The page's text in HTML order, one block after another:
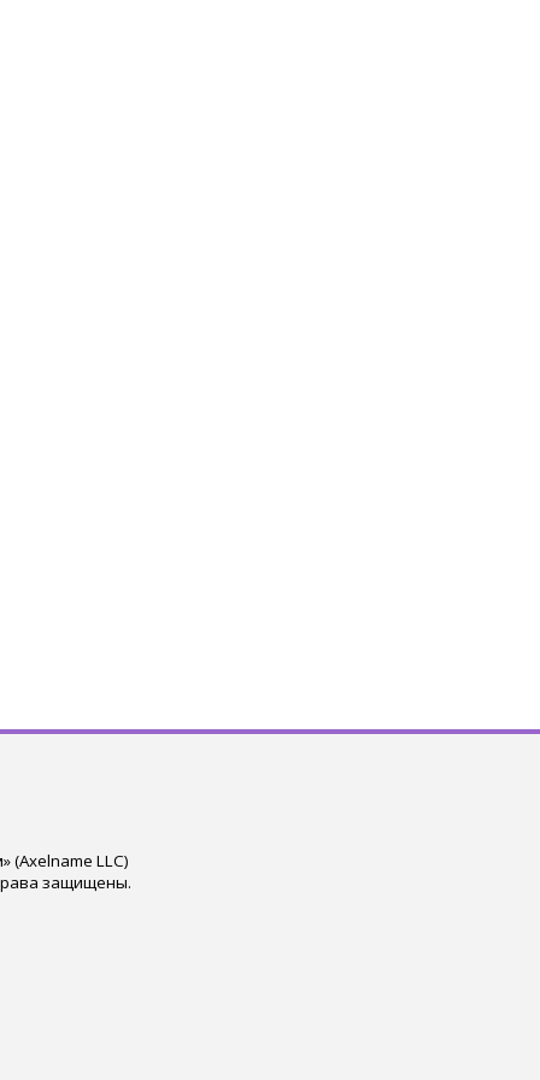
(Axelname LLC)
защищены.